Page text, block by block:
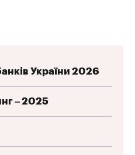
України 2026
– 2025